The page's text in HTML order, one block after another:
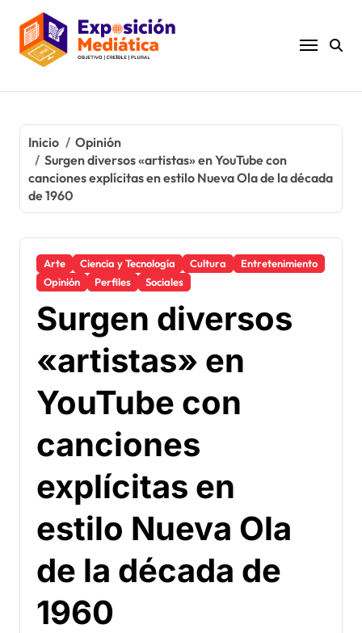
contenido
Inicio
Opinión
Surgen diversos «artistas» en YouTube con
canciones explícitas en estilo Nueva Ola de la década
de 1960
Arte Ciencia y Tecnología Cultura
Entretenimiento
Opinión
Perfiles Sociales
Surgen diversos
«artistas» en
YouTube con
canciones
explícitas en
estilo Nueva Ola
de la década de
1960